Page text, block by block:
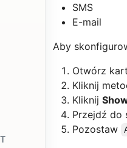
SMS
E-mail
Aby
Otwórz
Kliknij
Kliknij
Przejdź do
Pozostaw